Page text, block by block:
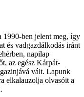
ben jelent meg, így
és vadgazdálkodás iránt
napilap
az egész Kárpát-
vált. Lapunk
elkalauzolja olvasóit a